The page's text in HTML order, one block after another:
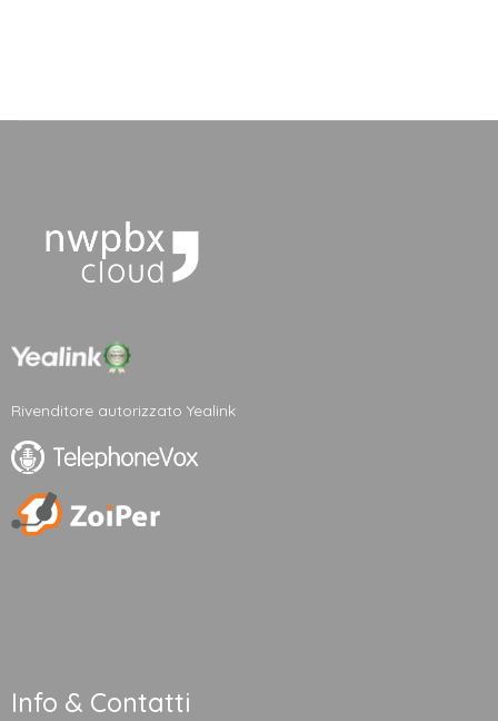
Rivenditore autorizzato Yealink
Info & Contatti